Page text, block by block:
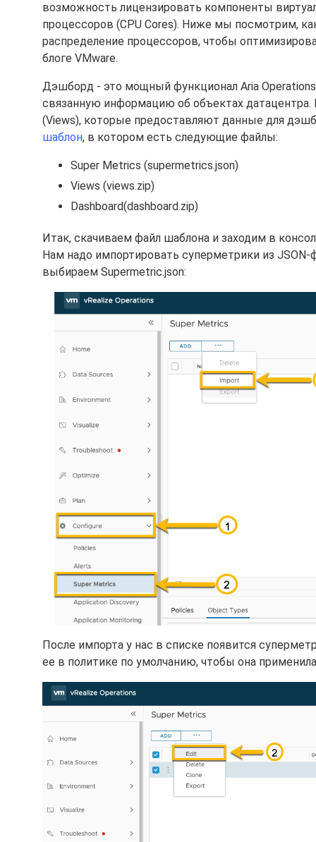
возможность лицензировать компоненты
процессоров (CPU Cores). Ниже мы посмотрим,
распределение процессоров, чтобы
блоге VMware.
Дэшборд - это мощный функционал Aria
связанную информацию об объектах
(Views), которые предоставляют данные для
шаблон, в котором есть следующие файлы:
Super Metrics (supermetrics.json)
Views (views.zip)
Dashboard(dashboard.zip)
Итак, скачиваем файл шаблона и заходим в
Нам надо импортировать суперметрики из
выбираем Supermetric.json:
После импорта у нас в списке появится
ее в политике по умолчанию, чтобы она